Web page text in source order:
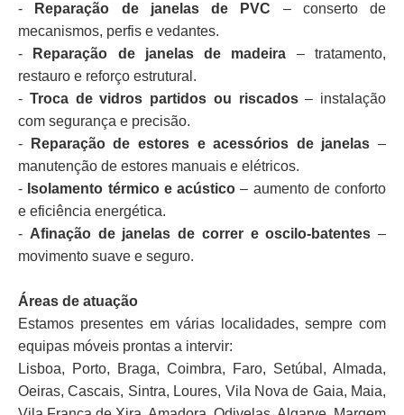
-
Reparação de janelas de PVC – conserto de
mecanismos, perfis e vedantes.
-
Reparação de janelas de madeira – tratamento,
restauro e reforço estrutural.
- Troca de vidros partidos ou riscados– instalação
com segurança e precisão.
-
Reparação de estores e acessórios de janelas –
manutenção de estores manuais e elétricos.
- Isolamento térmico e acústico – aumento de conforto
e eficiência energética.
- Afinação de janelas de correr e oscilo-batentes –
movimento suave e seguro.
Áreas de atuação
Estamos presentes em várias localidades, sempre com
equipas móveis prontas a intervir:
Lisboa, Porto, Braga, Coimbra, Faro, Setúbal, Almada,
Oeiras, Cascais, Sintra, Loures, Vila Nova de Gaia, Maia,